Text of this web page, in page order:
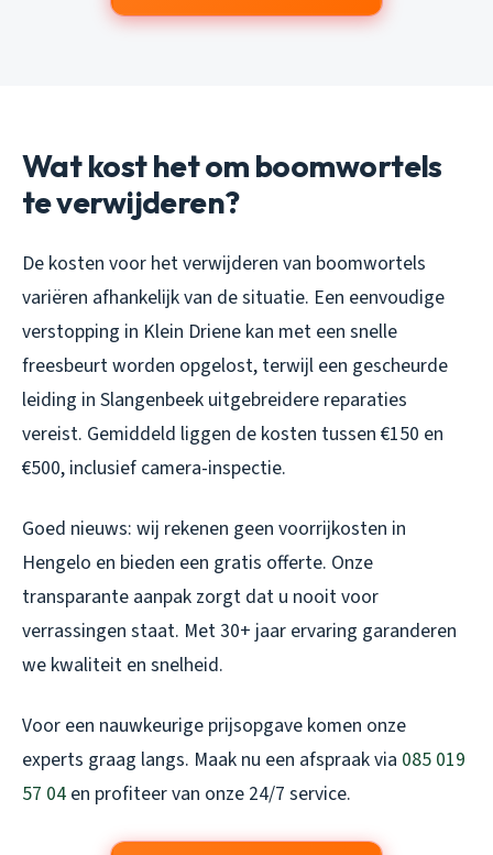
Wat kost het om boomwortels
te verwijderen?
De kosten voor het verwijderen van boomwortels
variëren afhankelijk van de situatie. Een eenvoudige
verstopping in Klein Driene kan met een snelle
freesbeurt worden opgelost, terwijl een gescheurde
leiding in Slangenbeek uitgebreidere reparaties
vereist. Gemiddeld liggen de kosten tussen €150 en
€500, inclusief camera-inspectie.
Goed nieuws: wij rekenen geen voorrijkosten in
Hengelo en bieden een gratis offerte. Onze
transparante aanpak zorgt dat u nooit voor
verrassingen staat. Met 30+ jaar ervaring garanderen
we kwaliteit en snelheid.
Voor een nauwkeurige prijsopgave komen onze
experts graag langs. Maak nu een afspraak via 085 019
57 04 en profiteer van onze 24/7 service.